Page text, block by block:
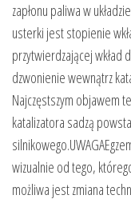
zapłonu paliwa w
usterki jest stopienie
przytwierdzającej wkład
dzwonienie wewnątrz
Najczęstszym objawem
katalizatora sadzą
wizualnie od tego,
możliwa jest zmiana